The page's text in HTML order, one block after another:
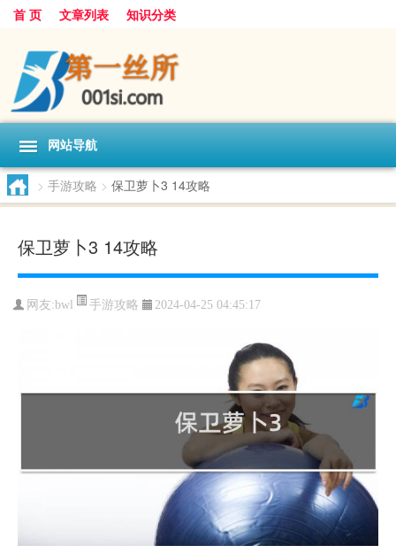
首 页 文章列表 知识分类
网站导航
> 手游攻略 > 保卫萝卜3 14攻略
保卫萝卜3 14攻略
网友:bwl 手游攻略 2024-04-25 04:45:17